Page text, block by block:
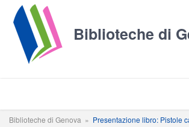
Biblioteche di
Biblioteche di Genova » Presentazione libro: Pistole